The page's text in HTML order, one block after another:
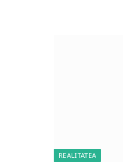
REALITATEA